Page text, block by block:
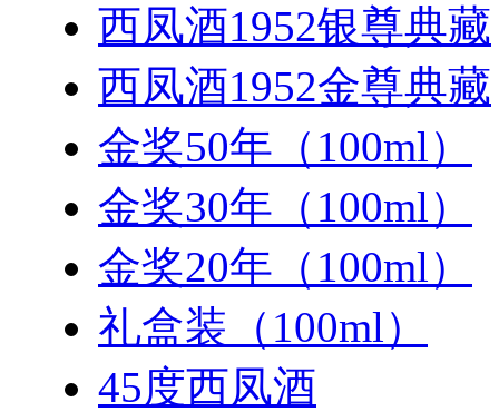
西凤酒1952银尊典藏
西凤酒1952金尊典藏
金奖50年（100ml）
金奖30年（100ml）
金奖20年（100ml）
礼盒装（100ml）
45度西凤酒